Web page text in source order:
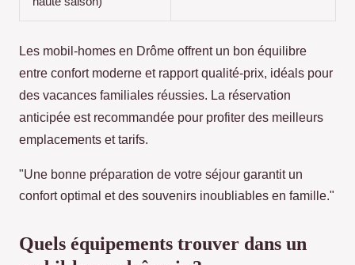
Les mobil-homes en Drôme offrent un bon équilibre
entre confort moderne et rapport qualité-prix, idéals pour
des vacances familiales réussies. La réservation
anticipée est recommandée pour profiter des meilleurs
emplacements et tarifs.
"Une bonne préparation de votre séjour garantit un
confort optimal et des souvenirs inoubliables en famille."
Quels équipements trouver dans un